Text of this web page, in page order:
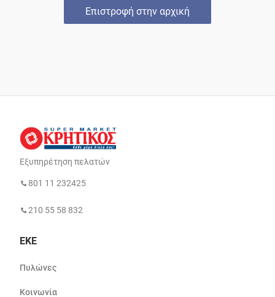
Επιστροφή στην αρχική
Εξυπηρέτηση πελατών
801 11 232425
210 55 58 832
ΕΚΕ
Πυλώνες
Κοινωνία